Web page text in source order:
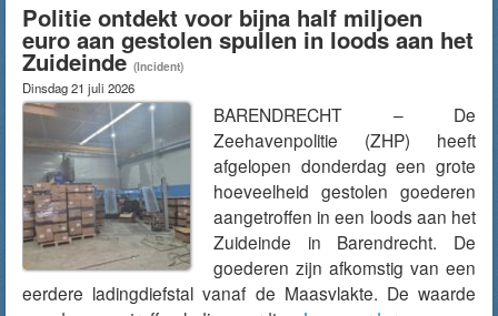
Politie ontdekt voor bijna half miljoen
euro aan gestolen spullen in loods aan het
Zuideinde (Incident)
Dinsdag 21 juli 2026
BARENDRECHT – De
Zeehavenpolitie (ZHP) heeft
afgelopen donderdag een grote
hoeveelheid gestolen goederen
aangetroffen in een loods aan het
Zuideinde in Barendrecht. De
goederen zijn afkomstig van een
eerdere ladingdiefstal vanaf de Maasvlakte. De waarde